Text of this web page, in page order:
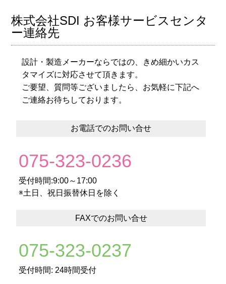
株式会社SDI お客様サービスセンタ
ー連絡先
設計・製造メーカーならではの、きめ細かいカス
タマイズに対応させて頂きます。
ご要望、質問等ございましたら、お気軽に下記へ
ご連絡お待ちしております。
お電話でのお問い合せ
075-323-0236
受付時間:9:00～17:00
※土日、祝日振替休日を除く
FAXでのお問い合せ
075-323-0237
受付時間: 24時間受付